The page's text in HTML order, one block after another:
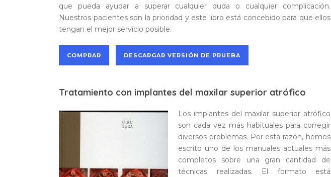
que pueda ayudar a superar cualquier duda o cualquier complicación.
Nuestros pacientes son la prioridad y este libro está concebido para que ellos
tengan el mejor servicio posible.
COMPRAR DESCARGAR VERSIÓN DE PRUEBA
Tratamiento con implantes del maxilar superior atrófico
Los implantes del maxilar superior atrófico
son cada vez más habituales para corregir
diversos problemas. Por esta razón, hemos
escrito uno de los manuales actuales más
completos sobre una gran cantidad de
técnicas realizadas. El formato está